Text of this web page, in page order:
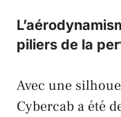
piliers de la
Avec une
Cybercab a été